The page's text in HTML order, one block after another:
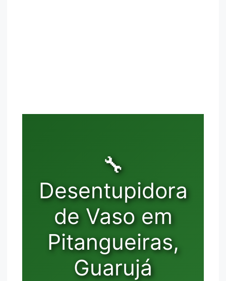
🔧
Desentupidora
de Vaso em
Pitangueiras,
Guarujá